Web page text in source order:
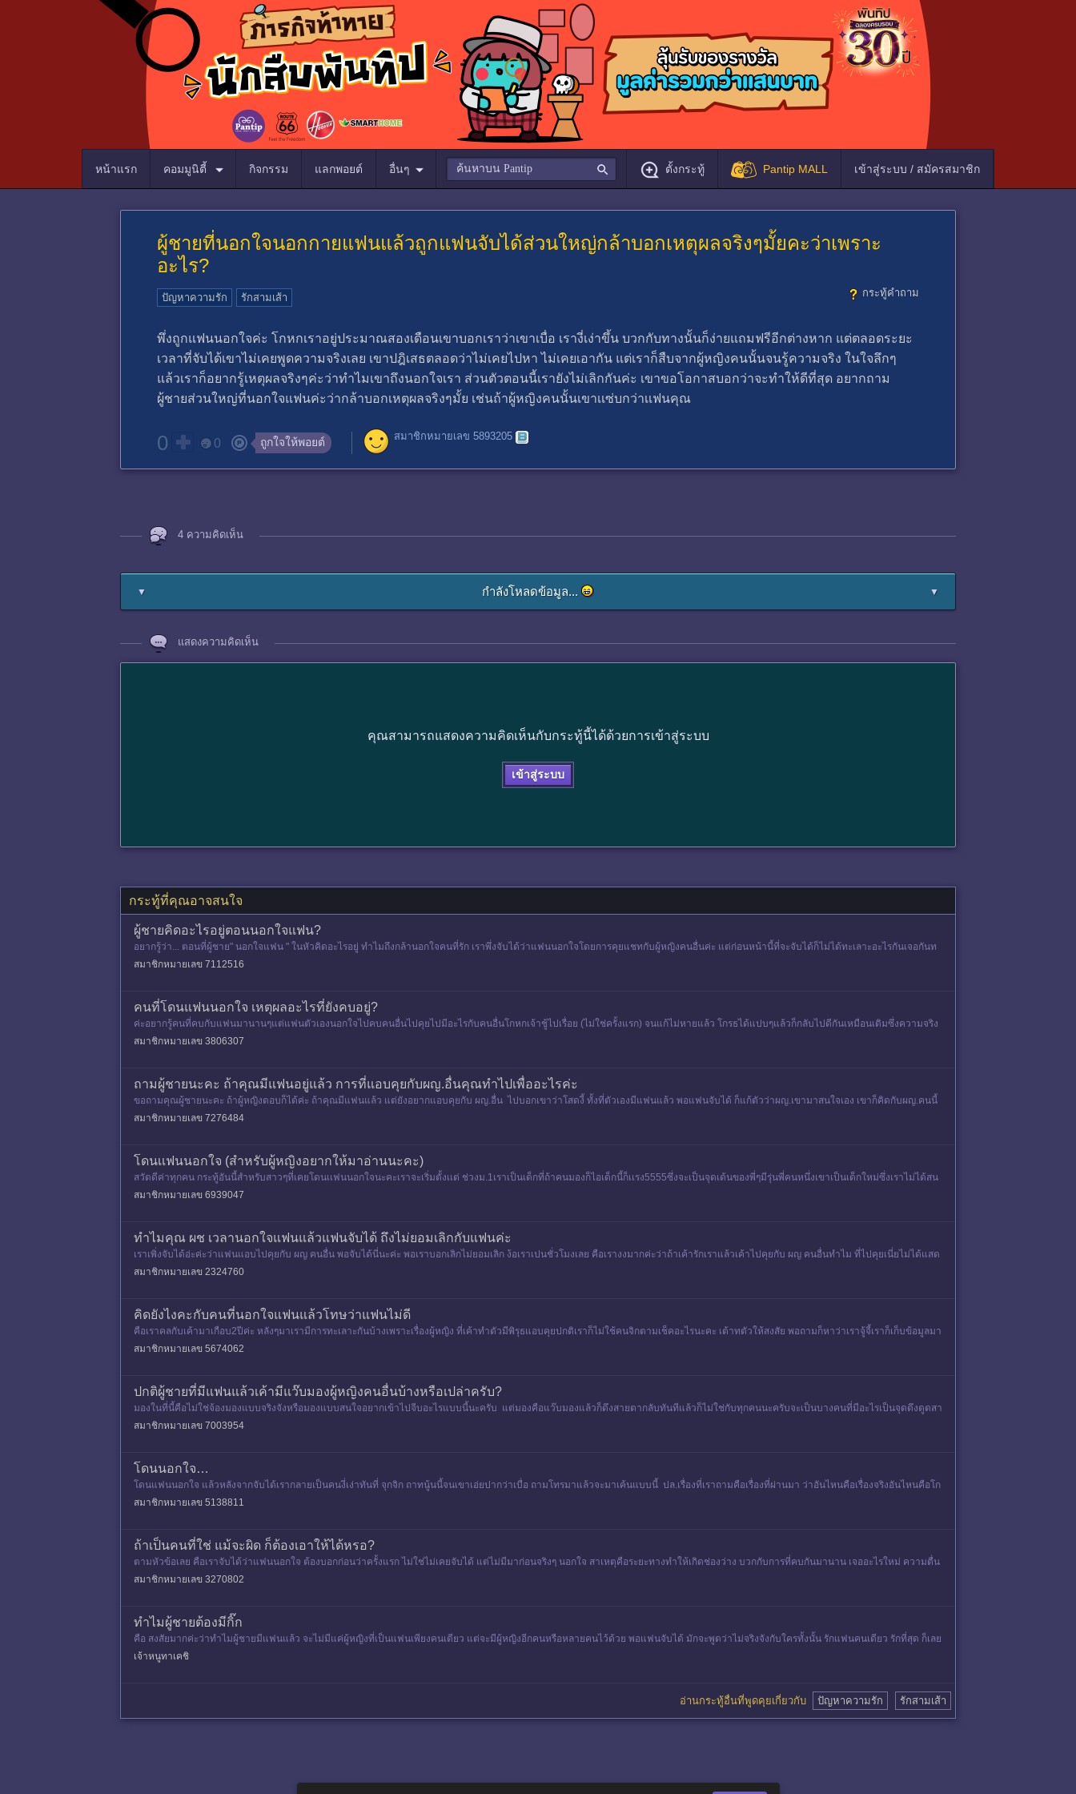
หน้าแรก คอมมูนิตี้ กิจกรรม แลกพอยต์ อื่นๆ ตั้งกระทู้ Pantip MALL เข้าสู่ระบบ / สมัครสมาชิก
ผู้ชายที่นอกใจนอกกายแฟนแล้วถูกแฟนจับได้ส่วนใหญ่กล้าบอกเหตุผลจริงๆมั้ยคะว่าเพราะ
อะไร?
กระทู้คำถาม
ปัญหาความรัก รักสามเส้า
พึ่งถูกแฟนนอกใจค่ะ โกหกเราอยู่ประมาณสองเดือนเขาบอกเราว่าเขาเบื่อ เรางี่เง่าขึ้น บวกกับทางนั้นก็ง่ายแถมฟรีอีกต่างหาก แต่ตลอดระยะ
เวลาที่จับได้เขาไม่เคยพูดความจริงเลย เขาปฎิเสธตลอดว่าไม่เคยไปหา ไม่เคยเอากัน แต่เราก็สืบจากผู้หญิงคนนั้นจนรู้ความจริง ในใจลึกๆ
แล้วเราก็อยากรู้เหตุผลจริงๆค่ะว่าทำไมเขาถึงนอกใจเรา ส่วนตัวตอนนี้เรายังไม่เลิกกันค่ะ เขาขอโอกาสบอกว่าจะทำให้ดีที่สุด อยากถาม
ผู้ชายส่วนใหญ่ที่นอกใจแฟนค่ะว่ากล้าบอกเหตุผลจริงๆมั้ย เช่นถ้าผู้หญิงคนนั้นเขาเเซ่บกว่าเเฟนคุณ
0 0 ถูกใจให้พอยต์ สมาชิกหมายเลข 5893205
4 ความคิดเห็น
▼ กำลังโหลดข้อมูล... ▼
แสดงความคิดเห็น
คุณสามารถแสดงความคิดเห็นกับกระทู้นี้ได้ด้วยการเข้าสู่ระบบ
เข้าสู่ระบบ
กระทู้ที่คุณอาจสนใจ
ผู้ชายคิดอะไรอยู่ตอนนอกใจแฟน?
อยากรู้ว่า... ตอนที่ผู้ชาย" นอกใจแฟน " ในหัวคิดอะไรอยู่ ทำไมถึงกล้านอกใจคนที่รัก เราพึ่งจับได้ว่าแฟนนอกใจโดยการคุยแชทกับผู้หญิงคนอื่นค่ะ แต่ก่อนหน้านี้ที่จะจับได้ก็ไม่ได้ทะเลาะอะไรกันเจอกันท
สมาชิกหมายเลข 7112516
คนที่โดนแฟนนอกใจ เหตุผลอะไรที่ยังคบอยู่?
ค่ะอยากรู้คนที่คบกับแฟนมานานๆแต่แฟนตัวเองนอกใจไปคบคนอื่นไปคุยไปมีอะไรกับคนอื่นโกหกเจ้าชู้ไปเรื่อย (ไม่ใช่ครั้งแรก) จนแก้ไม่หายแล้ว โกรธได้แปบๆแล้วก็กลับไปดีกันเหมือนเดิมซึ่งความจริง
มันร้ายแรงมากนะ คือ
สมาชิกหมายเลข 3806307
ถามผู้ชายนะคะ ถ้าคุณมีแฟนอยู่แล้ว การที่แอบคุยกับผญ.อื่นคุณทำไปเพื่ออะไรค่ะ
ขอถามคุณผู้ชายนะคะ ถ้าผู้หญิงตอบก็ได้ค่ะ ถ้าคุณมีแฟนแล้ว แต่ยังอยากแอบคุยกับ ผญ.อื่น ไปบอกเขาว่าโสดงี้ ทั้งที่ตัวเองมีแฟนแล้ว พอแฟนจับได้ ก็แก้ตัวว่าผญ.เขามาสนใจเอง เขาก็คิดกับผญ.คนนี้
แค่เพื่อน
สมาชิกหมายเลข 7276484
โดนเเฟนนอกใจ (สำหรับผู้หญิงอยากให้มาอ่านนะคะ)
สวัดดีค่าทุกคน กระทู้อันนี้สำหรับสาวๆที่เคยโดนเเฟนนอกใจนะคะเราจะเริ่มตั้งเเต่ ช่วงม.1เราเป็นเด็กที่ถ้าคนมองก็ไอเด็กนี้ก็เเรง5555ซึ่งจะเป็นจุดเด้นของพี่ๆมีรุ่นพี่คนหนึ่งเขาเป็นเด็กใหม่ซึ่งเราไม่ได้สน
ใจ
สมาชิกหมายเลข 6939047
ทำไมคุณ ผช เวลานอกใจแฟนแล้วแฟนจับได้ ถึงไม่ยอมเลิกกับแฟนค่ะ
เราเพิ่งจับได้อ่ะค่ะว่าแฟนแอบไปคุยกับ ผญ คนอื่น พอจับได้นี่นะค่ะ พอเราบอกเลิกไม่ยอมเลิก ง้อเราเปนชั่วโมงเลย คือเรางงมากค่ะว่าถ้าเค้ารักเราแล้วเค้าไปคุยกับ ผญ คนอื่นทำไม ที่ไปคุยเนี่ยไม่ได้แสด
งว่าเค้าก
สมาชิกหมายเลข 2324760
คิดยังไงคะกับคนที่นอกใจแฟนแล้วโทษว่าแฟนไม่ดี
คือเราคลกับเค้ามาเกือบ2ปีค่ะ หลังๆมาเรามีการทะเลาะกันบ้างเพราะเรื่องผู้หญิง ที่เค้าทำตัวมีพิรุธแอบคุยปกติเราก็ไม่ใช้คนจิกตามเช็คอะไรนะคะ เต้าทตัวให้สงสัย พอถามก็หาว่าเราจู้จี้เราก็เก็บข้อมูลมา
นานพอสมค
สมาชิกหมายเลข 5674062
ปกติผู้ชายที่มีแฟนแล้วเค้ามีแว๊บมองผู้หญิงคนอื่นบ้างหรือเปล่าครับ?
มองในที่นี้คือไม่ใช่จ้องมองแบบจริงจังหรือมองแบบสนใจอยากเข้าไปจีบอะไรแบบนี้นะครับ แต่มองคือแว๊บมองแล้วก็ดึงสายตากลับทันทีแล้วก็ไม่ใช่กับทุกคนนะครับจะเป็นบางคนที่มีอะไรเป็นจุดดึงดูดสา
ยตาให้แว๊บไปม
สมาชิกหมายเลข 7003954
โดนนอกใจ…
โดนแฟนนอกใจ แล้วหลังจากจับได้เรากลายเป็นคนงี่เง่าทันที่ จุกจิก ถาทนู้นนี้จนเขาเอ่ยปากว่าเบื่อ ถามโทรมาแล้วจะมาเค้นแบบนี้ ปล.เรื่องที่เราถามคือเรื่องที่ผ่านมา ว่าอันไหนคือเรื่องจริงอันไหนคือโก
หก
สมาชิกหมายเลข 5138811
ถ้าเป็นคนที่ใช่ แม้จะผิด ก็ต้องเอาให้ได้หรอ?
ตามหัวข้อเลย คือเราจับได้ว่าแฟนนอกใจ ต้องบอกก่อนว่าครั้งแรก ไม่ใช่ไม่เคยจับได้ แต่ไม่มีมาก่อนจริงๆ นอกใจ สาเหตุคือระยะทางทำให้เกิดช่องว่าง บวกกับการที่คบกันมานาน เจออะไรใหม่ ความตื่น
เต้นบังเกิด ทีนี้
สมาชิกหมายเลข 3270802
ทำไมผู้ชายต้องมีกิ๊ก
คือ สงสัยมากค่ะว่าทำไมผู้ชายมีแฟนแล้ว จะไม่มีแค่ผู้หญิงที่เป็นแฟนเพียงคนเดียว แต่จะมีผู้หญิงอีกคนหรือหลายคนไว้ด้วย พอแฟนจับได้ มักจะพูดว่าไม่จริงจังกับใครทั้งนั้น รักแฟนคนเดียว รักที่สุด ก็เลย
สงสัยว่
เจ้าหนูทาเคชิ
อ่านกระทู้อื่นที่พูดคุยเกี่ยวกับ ปัญหาความรัก รักสามเส้า